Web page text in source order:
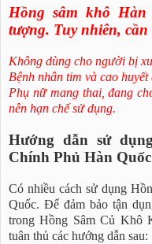
Hồng sâm khô
tượng. Tuy nhiên,
Không dùng cho người bị
Bệnh nhân tim và cao
Phụ nữ mang thai, đang
nên hạn chế sử dụng.
Hướng dẫn sử
Chính Phủ Hàn
Có nhiều cách sử dụng
Quốc. Để đảm bảo tận
trong Hồng Sâm Củ Khô
tuân thủ các hướng dẫn sau: